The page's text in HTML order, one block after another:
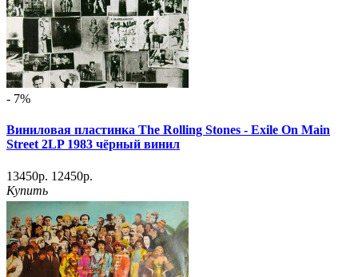
- 7%
Виниловая пластинка The Rolling Stones - Exile On Main
Street 2LP 1983 чёрный винил
13450р. 12450р.
Купить